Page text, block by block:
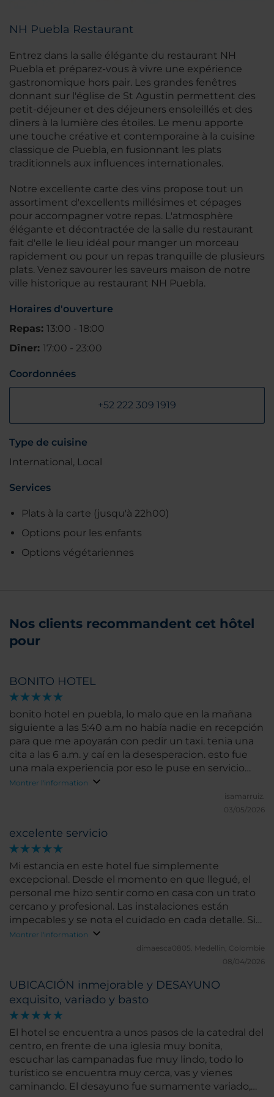
NH Puebla Restaurant
Entrez dans la salle élégante du restaurant NH
Puebla et préparez-vous à vivre une expérience
gastronomique hors pair. Les grandes fenêtres
donnant sur l'église de St Agustin permettent des
petit-déjeuner et des déjeuners ensoleillés et des
dîners à la lumière des étoiles. Le menu apporte
une touche créative et contemporaine à la cuisine
classique de Puebla, en fusionnant les plats
traditionnels aux influences internationales.
Notre excellente carte des vins propose tout un
assortiment d'excellents millésimes et cépages
pour accompagner votre repas. L'atmosphère
élégante et décontractée de la salle du restaurant
fait d'elle le lieu idéal pour manger un morceau
rapidement ou pour un repas tranquille de plusieurs
plats. Venez savourer les saveurs maison de notre
ville historique au restaurant NH Puebla.
Horaires d'ouverture
Repas: 13:00 - 18:00
Dîner: 17:00 - 23:00
Coordonnées
+52 222 309 1919
Type de cuisine
International, Local
Services
Plats à la carte (jusqu'à 22h00)
Options pour les enfants
Options végétariennes
Nos clients recommandent cet hôtel
pour
BONITO HOTEL
bonito hotel en puebla, lo malo que en la mañana
siguiente a las 5:40 a.m no había nadie en recepción
para que me apoyarán con pedir un taxi. tenia una
cita a las 6 a.m. y caí en la desesperacion. esto fue
una mala experiencia por eso le puse en servicio
Normal
Montrer l'information
isamarruiz.
03/05/2026
excelente servicio
Mi estancia en este hotel fue simplemente
excepcional. Desde el momento en que llegué, el
personal me hizo sentir como en casa con un trato
cercano y profesional. Las instalaciones están
impecables y se nota el cuidado en cada detalle. Sin
duda, lo que más destacaría es la calidez del servicio;
hicieron que mi viaje fuera mucho más especial.
Montrer l'information
dimaesca0805. Medellin, Colombie
08/04/2026
UBICACIÓN inmejorable y DESAYUNO
exquisito, variado y basto
El hotel se encuentra a unos pasos de la catedral del
centro, en frente de una iglesia muy bonita,
escuchar las campanadas fue muy lindo, todo lo
turístico se encuentra muy cerca, vas y vienes
caminando. El desayuno fue sumamente variado,